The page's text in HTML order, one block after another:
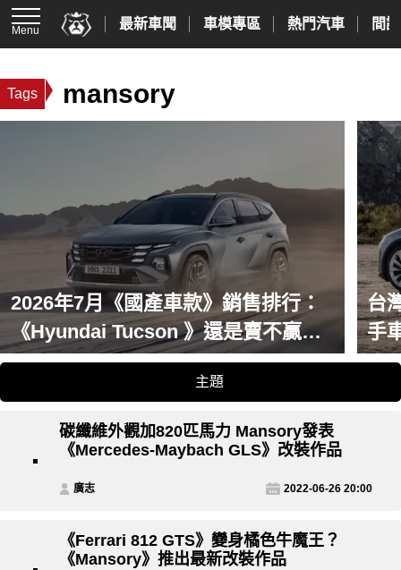
Menu 最新車聞 車模專區 熱門汽車 間
Tags mansory
2026年7月《國產車款》銷售排行：
《Hyundai Tucson 》還是賣不贏
《Kia Sportage》！Toyota Corolla
台
手
代
主題
碳纖維外觀加820匹馬力 Mansory發表
《Mercedes-Maybach GLS》改裝作品
廣志 2022-06-26 20:00
《Ferrari 812 GTS》變身橘色牛魔王？
《Mansory》推出最新改裝作品